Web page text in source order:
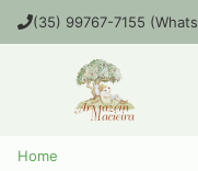
(35) 99767-7155
Home